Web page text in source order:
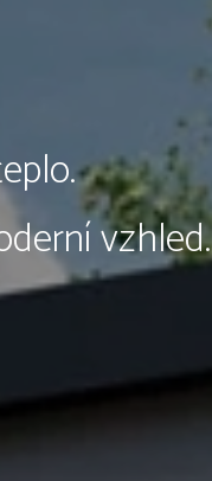
vzhled.